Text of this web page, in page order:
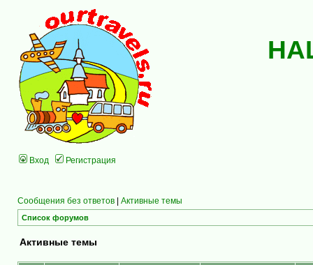
Вход Регистрация
Сообщения без ответов | Активные темы
Список форумов
Активные темы